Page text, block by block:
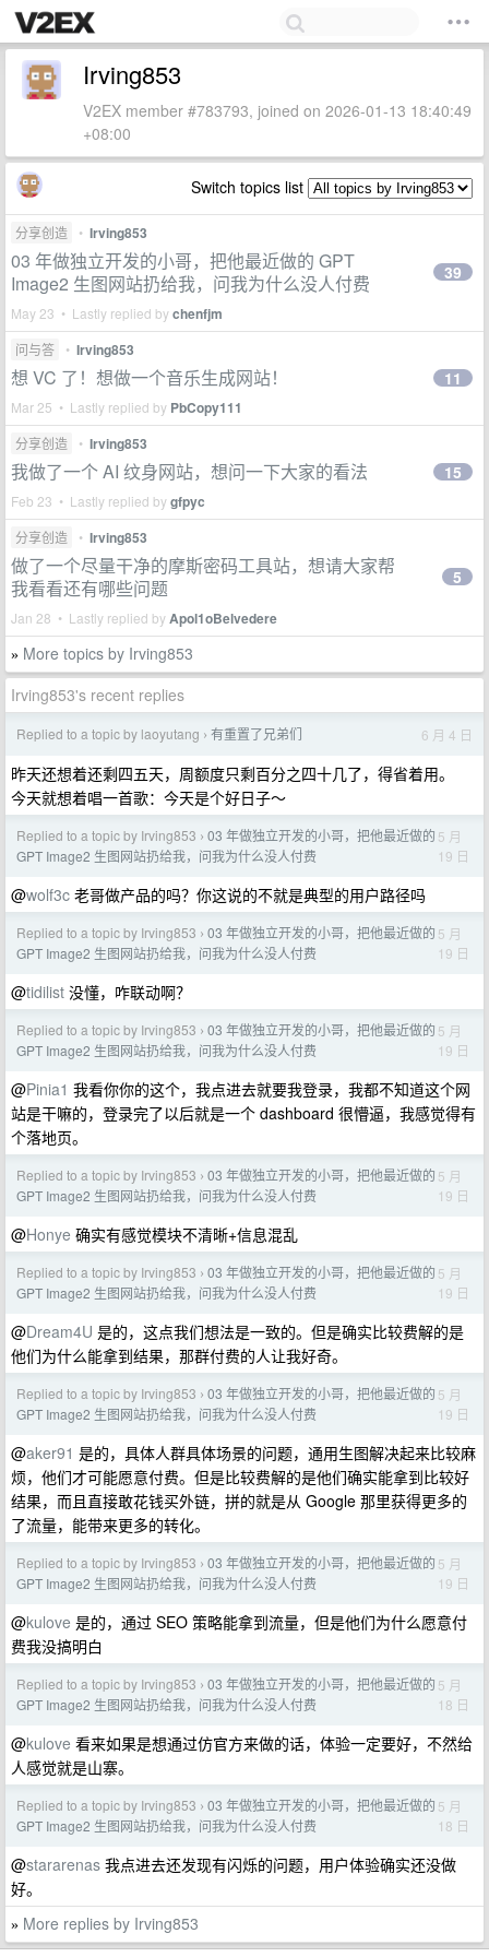
Irving853
V2EX member #783793, joined on 2026-01-13 18:40:49
+08:00
Switch topics list
分享创造 • Irving853
03 年做独立开发的小哥，把他最近做的 GPT
Image2 生图网站扔给我，问我为什么没人付费
May 23 • Lastly replied bychenfjm
39
问与答 • Irving853
想 VC 了！想做一个音乐生成网站！
Mar 25 • Lastly replied by PbCopy111
11
分享创造 • Irving853
我做了一个 AI 纹身网站，想问一下大家的看法
Feb 23 • Lastly replied bygfpyc
15
分享创造 • Irving853
做了一个尽量干净的摩斯密码工具站，想请大家帮
我看看还有哪些问题
Jan 28 • Lastly replied byApol1oBelvedere
5
» More topics by Irving853
Irving853's recent replies
Replied to a topic by laoyutang › 有重置了兄弟们 6 月 4 日
昨天还想着还剩四五天，周额度只剩百分之四十几了，得省着用。
今天就想着唱一首歌：今天是个好日子～
Replied to a topic by Irving853 › 03 年做独立开发的小哥，把他最近做的
GPT Image2 生图网站扔给我，问我为什么没人付费
5 月
19 日
@wolf3c 老哥做产品的吗？你这说的不就是典型的用户路径吗
Replied to a topic by Irving853 › 03 年做独立开发的小哥，把他最近做的
GPT Image2 生图网站扔给我，问我为什么没人付费
5 月
19 日
@tidilist 没懂，咋联动啊？
Replied to a topic by Irving853 › 03 年做独立开发的小哥，把他最近做的
GPT Image2 生图网站扔给我，问我为什么没人付费
5 月
19 日
@Pinia1 我看你你的这个，我点进去就要我登录，我都不知道这个网
站是干嘛的，登录完了以后就是一个 dashboard 很懵逼，我感觉得有
个落地页。
Replied to a topic by Irving853 › 03 年做独立开发的小哥，把他最近做的
GPT Image2 生图网站扔给我，问我为什么没人付费
5 月
19 日
@Honye 确实有感觉模块不清晰+信息混乱
Replied to a topic by Irving853 › 03 年做独立开发的小哥，把他最近做的
GPT Image2 生图网站扔给我，问我为什么没人付费
5 月
19 日
@Dream4U 是的，这点我们想法是一致的。但是确实比较费解的是
他们为什么能拿到结果，那群付费的人让我好奇。
Replied to a topic by Irving853 › 03 年做独立开发的小哥，把他最近做的
GPT Image2 生图网站扔给我，问我为什么没人付费
5 月
19 日
@aker91 是的，具体人群具体场景的问题，通用生图解决起来比较麻
烦，他们才可能愿意付费。但是比较费解的是他们确实能拿到比较好
结果，而且直接敢花钱买外链，拼的就是从 Google 那里获得更多的
了流量，能带来更多的转化。
Replied to a topic by Irving853 › 03 年做独立开发的小哥，把他最近做的
GPT Image2 生图网站扔给我，问我为什么没人付费
5 月
19 日
@kulove 是的，通过 SEO 策略能拿到流量，但是他们为什么愿意付
费我没搞明白
Replied to a topic by Irving853 › 03 年做独立开发的小哥，把他最近做的
GPT Image2 生图网站扔给我，问我为什么没人付费
5 月
18 日
@kulove 看来如果是想通过仿官方来做的话，体验一定要好，不然给
人感觉就是山寨。
Replied to a topic by Irving853 › 03 年做独立开发的小哥，把他最近做的
GPT Image2 生图网站扔给我，问我为什么没人付费
5 月
18 日
@stararenas 我点进去还发现有闪烁的问题，用户体验确实还没做
好。
» More replies by Irving853